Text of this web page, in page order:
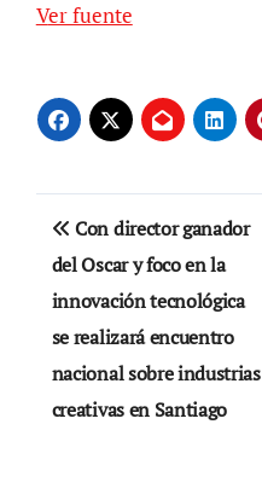
Ver fuente
Navegación
de
entradas
Con director ganador
del Oscar y foco en la
innovación tecnológica
se realizará encuentro
nacional sobre industrias
creativas en Santiago